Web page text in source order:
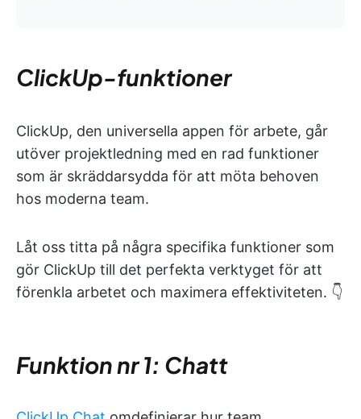
ClickUp-funktioner
ClickUp, den universella appen för arbete, går
utöver projektledning med en rad funktioner
som är skräddarsydda för att möta behoven
hos moderna team.
Låt oss titta på några specifika funktioner som
gör ClickUp till det perfekta verktyget för att
förenkla arbetet och maximera effektiviteten. 👇
Funktion nr 1: Chatt